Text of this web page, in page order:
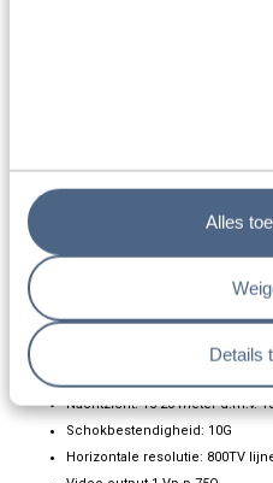
Alles
Details
Chipset: Digital SONY CCD
Ondersteunt 1080P HD
Microfoon
Nachtzicht: 15-20 meter d.m.v.
Schokbestendigheid: 10G
Horizontale resolutie: 800TV